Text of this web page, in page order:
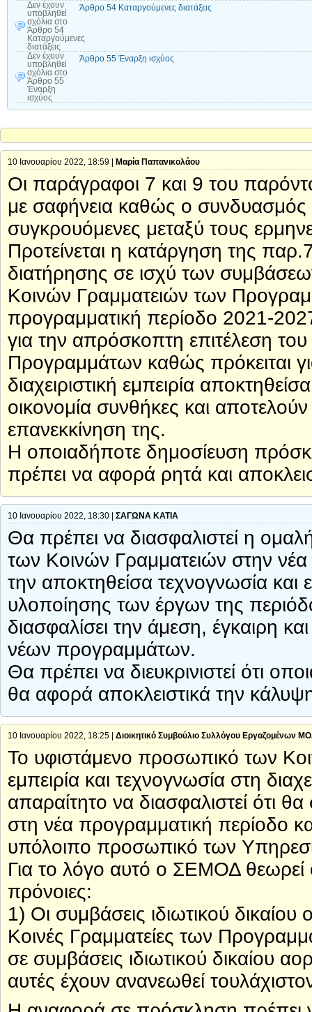
Δεν έχουν
υποβληθεί
σχόλια στο
Άρθρο 54
Καταργούμενες
διατάξεις
Άρθρο 54 Καταργούμενες διατάξεις
Δεν έχουν
υποβληθεί
σχόλια στο
Άρθρο 55
Έναρξη
ισχύος
Άρθρο 55 Έναρξη ισχύος
10 Ιανουαρίου 2022, 18:59 | Μαρία Παπανικολάου
Οι παράγραφοι 7 και 9 του
με σαφήνεια καθώς ο συνδυασμός
συγκρουόμενες μεταξύ τους
Προτείνεται η κατάργηση της
διατήρησης σε ισχύ των
Κοινών Γραμματειών των
προγραμματική περίοδο 2021-
για την απρόσκοπτη επιτέλεση
Προγραμμάτων καθώς πρόκειται
διαχειριστική εμπειρία
οικονομία συνθήκες και
επανεκκίνηση της.
Η οποιαδήποτε δημοσίευση
πρέπει να αφορά ρητά και
10 Ιανουαρίου 2022, 18:30 | ΣΑΓΩΝΑ ΚΑΤΙΑ
Θα πρέπει να διασφαλιστεί η
των Κοινών Γραμματειών στην
την αποκτηθείσα τεχνογνωσία και
υλοποίησης των έργων της
διασφαλίσει την άμεση, έγκαιρη
νέων προγραμμάτων.
Θα πρέπει να διευκρινιστεί ότι
θα αφορά αποκλειστικά την
10 Ιανουαρίου 2022, 18:25 | Διοικητικό Συμβούλιο Συλλόγου Εργαζομένων
Το υφιστάμενο προσωπικό των
εμπειρία και τεχνογνωσία στη
απαραίτητο να διασφαλιστεί ότι
στη νέα προγραμματική περίοδο
υπόλοιπο προσωπικό των
Για το λόγο αυτό ο ΣΕΜΟΔ θεωρεί
πρόνοιες:
1) Οι συμβάσεις ιδιωτικού
Κοινές Γραμματείες των
σε συμβάσεις ιδιωτικού δικαίου
αυτές έχουν ανανεωθεί